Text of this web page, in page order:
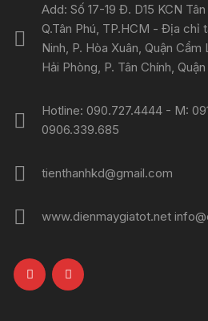
Add: Số 17-19 Đ. D15 KCN
Q.Tân Phú, TP.HCM - Địa chỉ
Ninh, P. Hòa Xuân, Quận
Hải Phòng, P. Tân Chính,
Hotline: 090.727.4444 - M:
0906.339.685
tienthanhkd@gmail.com
www.dienmaygiatot.net